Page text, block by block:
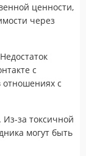
ценности,
через
с
отношениях с
за токсичной
могут быть